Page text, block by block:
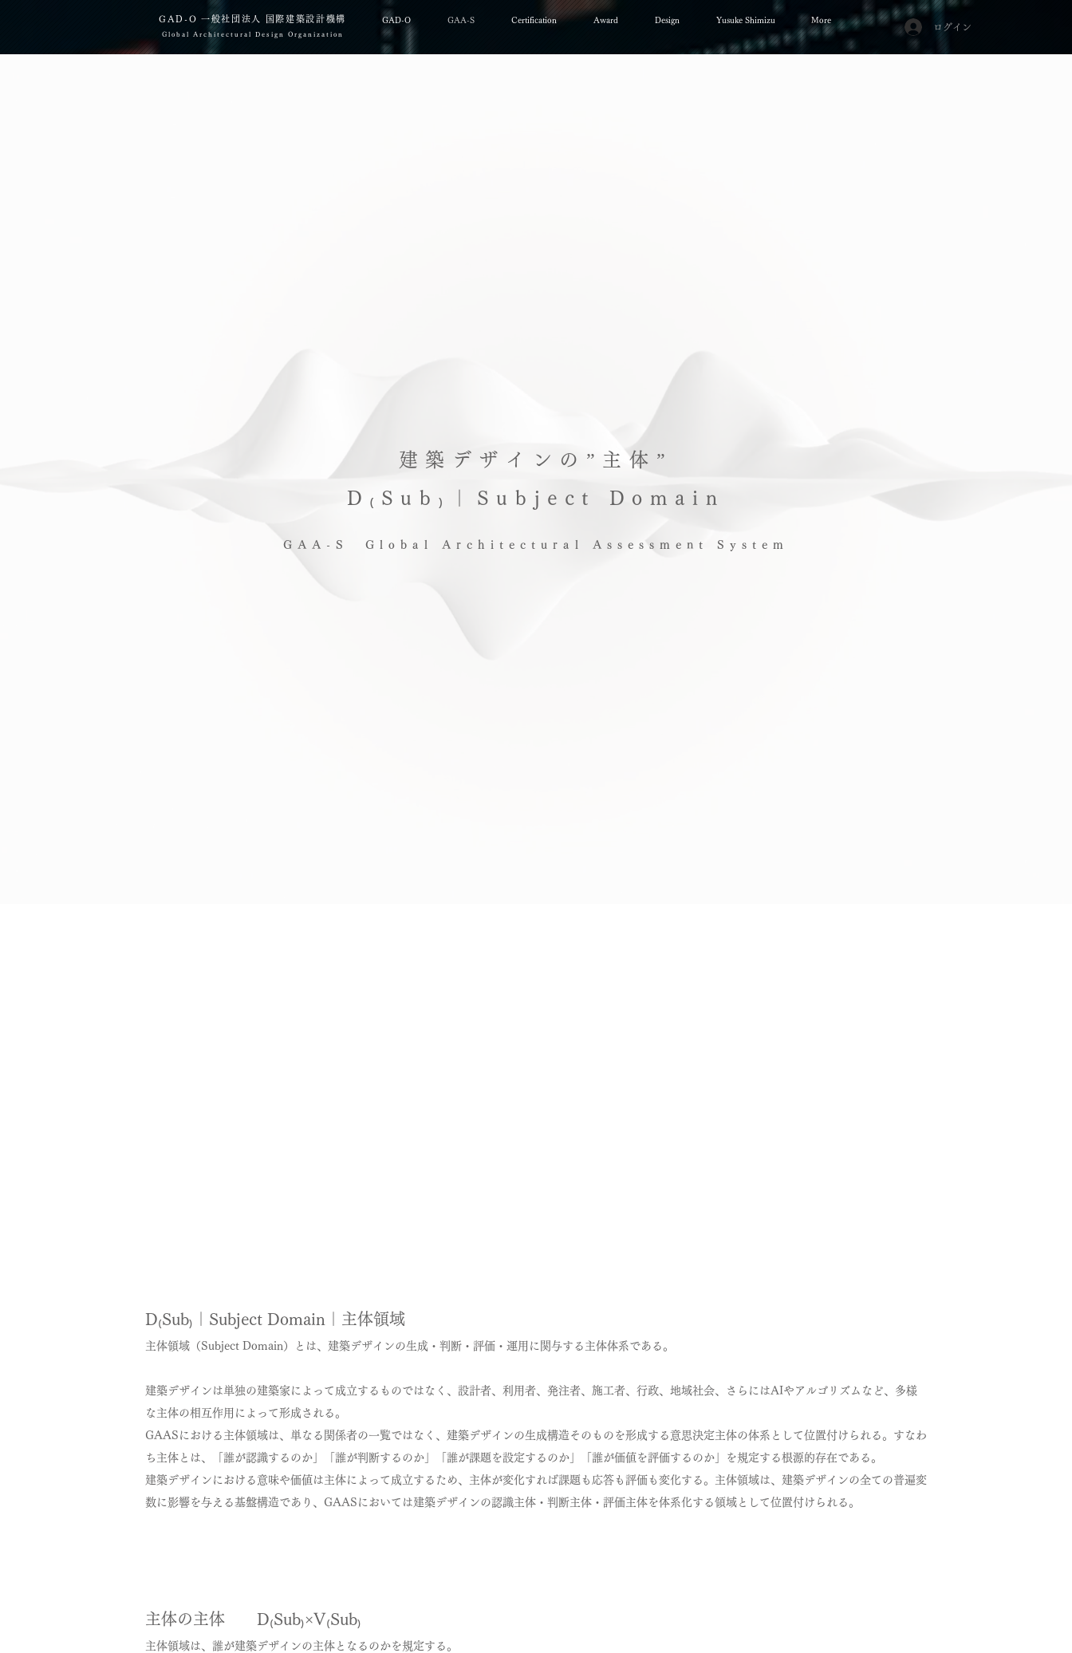
​GAD-O 一般社団法人 国際建築設計機構 GAD-O GAA-S Certification Award Design Yusuke Shimizu More
Global Architectural Design Organization
ログイン
建築デザインの”主体”
D₍Sub₎｜Subject Domain
GAA-S Global Architectural Assessment System
D₍Sub₎｜Subject Domain｜主体領域
主体領域（Subject Domain）とは、建築デザインの生成・判断・評価・運用に関与する主体体系である。
建築デザインは単独の建築家によって成立するものではなく、設計者、利用者、発注者、施工者、行政、地域社会、さらにはAIやアルゴリズムなど、多様
な主体の相互作用によって形成される。
GAASにおける主体領域は、単なる関係者の一覧ではなく、建築デザインの生成構造そのものを形成する意思決定主体の体系として位置付けられる。すなわ
ち主体とは、「誰が認識するのか」「誰が判断するのか」「誰が課題を設定するのか」「誰が価値を評価するのか」を規定する根源的存在である。
建築デザインにおける意味や価値は主体によって成立するため、主体が変化すれば課題も応答も評価も変化する。主体領域は、建築デザインの全ての普遍変
数に影響を与える基盤構造であり、GAASにおいては建築デザインの認識主体・判断主体・評価主体を体系化する領域として位置付けられる。
主体の主体 D₍Sub₎×V₍Sub₎
主体領域は、誰が建築デザインの主体となるのかを規定する。